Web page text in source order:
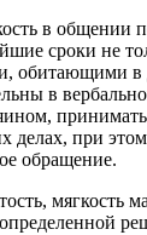
в общении
сроки не
обитающими в
в
при
обращение.
мягкость